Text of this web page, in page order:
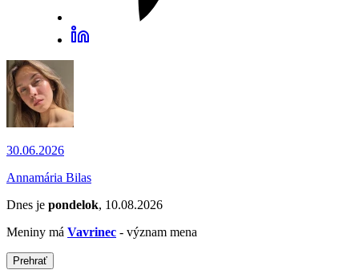
30.06.2026
Annamária Bilas
Dnes je pondelok, 10.08.2026
Meniny má Vavrinec - význam mena
Prehrať